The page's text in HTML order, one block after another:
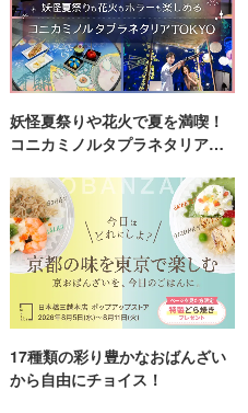
妖怪夏祭りや花火で夏を満喫！
コニカミノルタプラネタリア
17種類の彩り豊かなおばんざい
から自由にチョイス！